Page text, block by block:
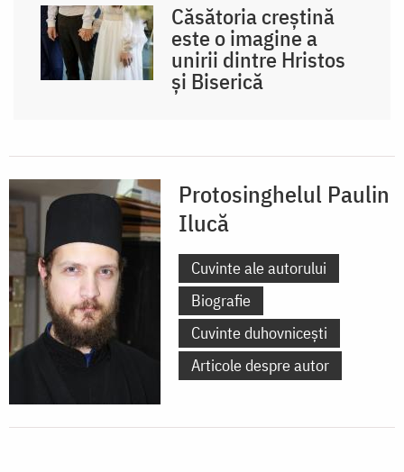
Căsătoria creștină
este o imagine a
unirii dintre Hristos
și Biserică
Protosinghelul Paulin
Ilucă
Cuvinte ale autorului
Biografie
Cuvinte duhovnicești
Articole despre autor